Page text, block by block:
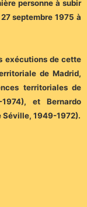
personne à subir
septembre 1975 à
exécutions de cette
de Madrid,
territoriales de
et Bernardo
Séville, 1949-1972).